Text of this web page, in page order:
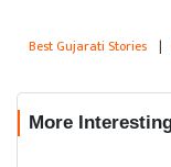
Best Gujarati Stories |
More